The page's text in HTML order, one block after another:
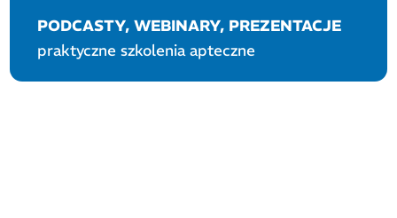
PODCASTY, WEBINARY, PREZENTACJE
praktyczne szkolenia apteczne